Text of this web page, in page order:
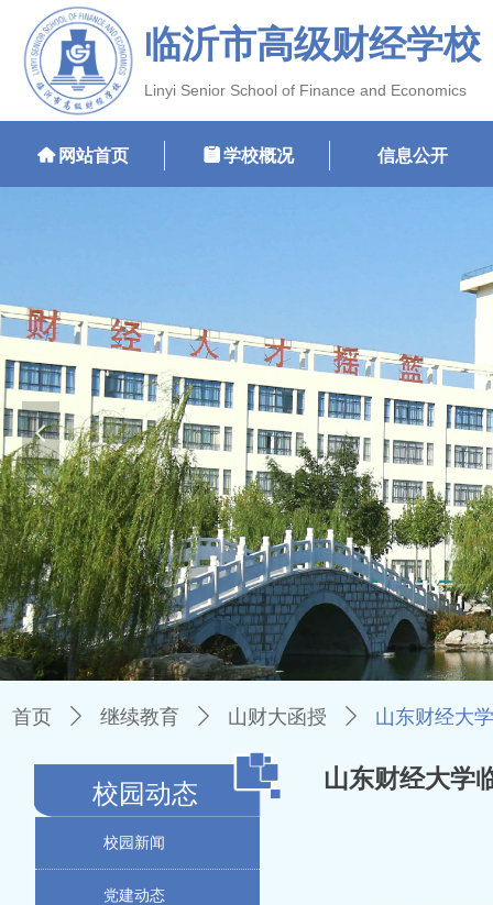
临沂市高级财经学校
Linyi Senior School of Finance and Economics
넳
낀 网站首页 뀳 学校概况 信息公开
山东财经大学
首页 ꄲ 继续教育 ꄲ 山财大函授 ꄲ 山东财经大
校园新闻
党建动态
校园动态